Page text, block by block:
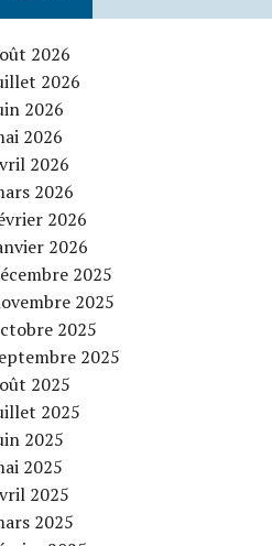
2026
2026
2026
2026
2026
2026
2026
2026
2025
2025
2025
2025
2025
2025
2025
2025
2025
2025